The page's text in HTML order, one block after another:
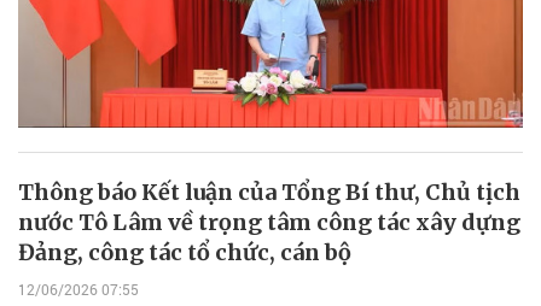
Thông báo Kết luận của Tổng Bí thư, Chủ tịch
nước Tô Lâm về trọng tâm công tác xây dựng
Đảng, công tác tổ chức, cán bộ
12/06/2026 07:55